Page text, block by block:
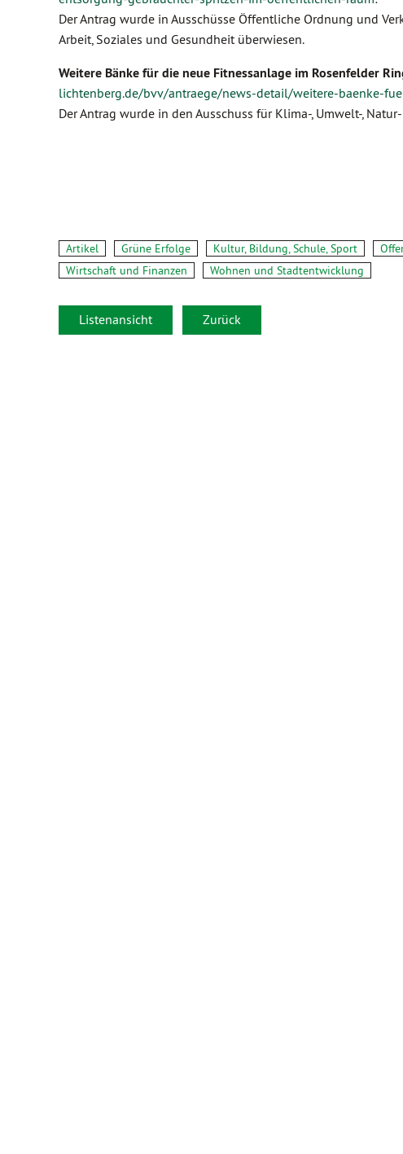
Der Antrag wurde in Ausschüsse Öffentliche Ordnung und
Arbeit, Soziales und Gesundheit überwiesen.
Weitere Bänke für die neue Fitnessanlage im Rosenfelder
lichtenberg.de/bvv/antraege/news-detail/weitere-baenke-
Der Antrag wurde in den Ausschuss für Klima-, Umwelt-,
Artikel Grüne Erfolge Kultur, Bildung, Schule, Sport
Wirtschaft und Finanzen
Wohnen und Stadtentwicklung
Listenansicht Zurück